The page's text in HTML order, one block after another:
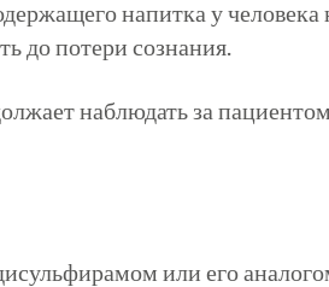
напитка у
до потери сознания.
наблюдать за
или его